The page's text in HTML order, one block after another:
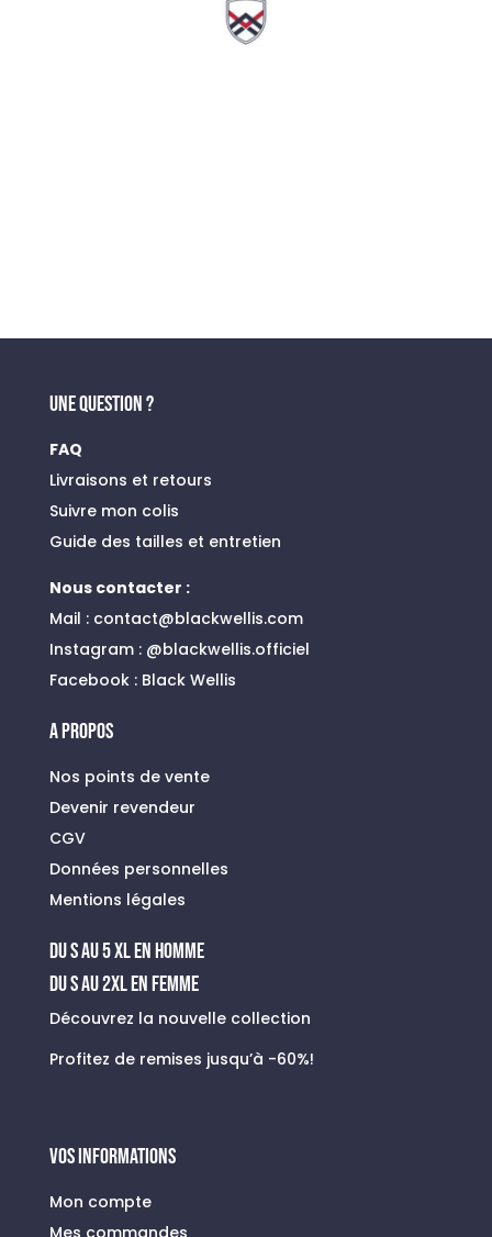
UNE QUESTION ?
FAQ
Livraisons et retours
Suivre mon colis
Guide des tailles et entretien
Nous contacter :
Mail : contact@blackwellis.com
Instagram :@blackwellis.officiel
Facebook : Black Wellis
A PROPOS
Nos points de vente
Devenir revendeur
CGV
Données personnelles
Mentions légales
du s au 5 xl en homme
Du S au 2XL en FEMME
Découvrez la nouvelle collection
Profitez de remises jusqu’à -60%!
VOS INFORMATIONS
Mon compte
Mes commandes